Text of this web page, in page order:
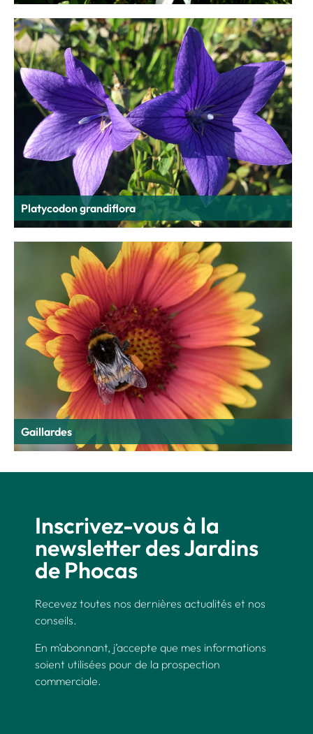
Platycodon grandiflora
Gaillardes
Inscrivez-vous à la
newsletter des Jardins
de Phocas
Recevez toutes nos dernières actualités et nos
conseils.
En m’abonnant, j’accepte que mes informations
soient utilisées pour de la prospection
commerciale.